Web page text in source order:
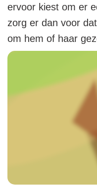
ervoor kiest om er
zorg er dan voor
om hem of haar